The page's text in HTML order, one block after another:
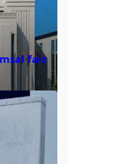
faiz